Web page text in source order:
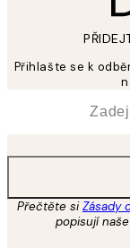
Přihlašte se k
Přečtěte siZásady
popisují